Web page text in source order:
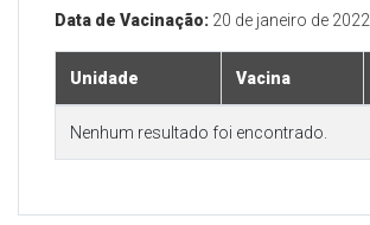
Data de Vacinação: 20 de janeiro de 2022
Unidade Vacina
Nenhum resultado foi encontrado.